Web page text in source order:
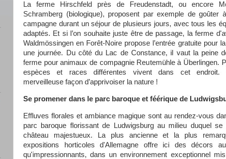
La ferme Hirschfeld près de Freudenstadt, ou encore
Schramberg (biologique), proposent par exemple de goûter
campagne durant un séjour de plusieurs jours, avec tous les
adaptés. Et si l’on souhaite juste être de passage, la ferme
Waldmössingen en Forêt-Noire propose l’entrée gratuite pour
une journée. Du côté du Lac de Constance, il vaut la peine
ferme pour animaux de compagnie Reutemühle à Überlingen.
espèces et races différentes vivent dans cet endroit.
merveilleuse façon d’apprivoiser la nature !
Se promener dans le parc baroque et féérique de
Effluves florales et ambiance magique sont au rendez-vous
parc baroque florissant de Ludwigsburg au milieu duquel se
château majestueux. La plus ancienne et la plus
expositions horticoles d'Allemagne offre ici des décors
qu'impressionnants, dans un environnement exceptionnel